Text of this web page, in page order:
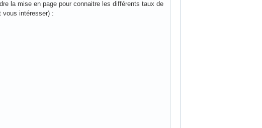
la mise en page pour connaitre les différents taux de
vous intéresser) :